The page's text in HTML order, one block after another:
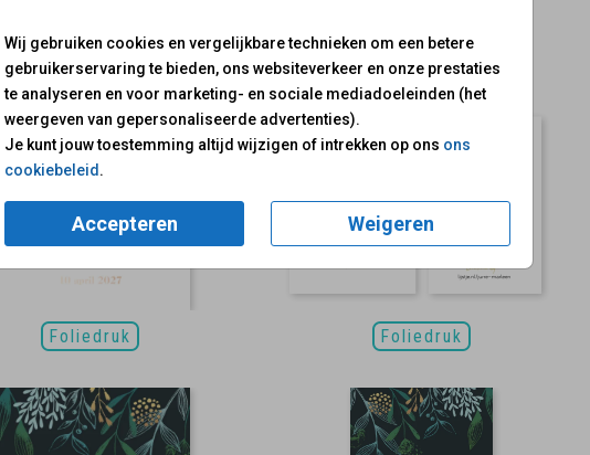
Wij gebruiken cookies en vergelijkbare technieken om een betere
gebruikerservaring te bieden, ons websiteverkeer en onze prestaties
te analyseren en voor marketing- en sociale mediadoeleinden (het
weergeven van gepersonaliseerde advertenties).
Je kunt jouw toestemming altijd wijzigen of intrekken op ons ons
cookiebeleid.
Accepteren Weigeren
Foliedruk Foliedruk